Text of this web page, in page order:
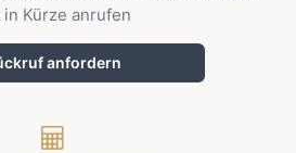
in Kürze anrufen
anfordern